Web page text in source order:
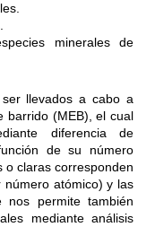
minerales de
ser llevados a cabo a
barrido (MEB), el cual
diferencia de
de su número
o claras corresponden
número atómico) y las
nos permite también
mediante análisis